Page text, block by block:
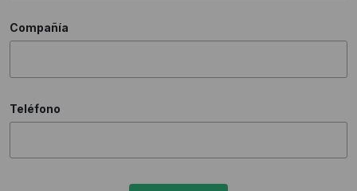
Compañía
Teléfono